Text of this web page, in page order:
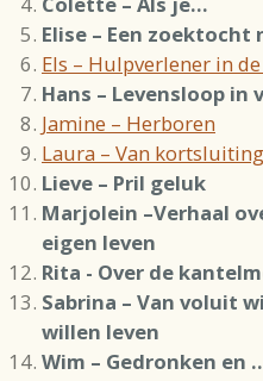
Elise – Een
Els – Hulpverlener in
Hans – Levensloop in
Jamine – Herboren
Laura – Van
Lieve – Pril geluk
Marjolein –Verhaal
eigen leven
Rita - Over de
Sabrina – Van voluit
willen leven
Wim –